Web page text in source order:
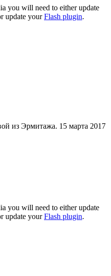
you will need to either update
update yourFlash plugin.
из Эрмитажа. 15 марта 2017
you will need to either update
update yourFlash plugin.